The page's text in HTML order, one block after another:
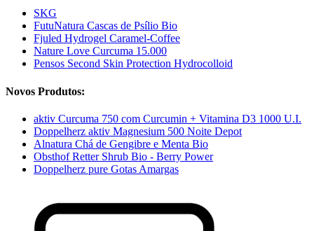
SKG
FutuNatura Cascas de Psílio Bio
Fjuled Hydrogel Caramel-Coffee
Nature Love Curcuma 15.000
Pensos Second Skin Protection Hydrocolloid
Novos Produtos:
aktiv Curcuma 750 com Curcumin + Vitamina D3 1000 U.I.
Doppelherz aktiv Magnesium 500 Noite Depot
Alnatura Chá de Gengibre e Menta Bio
Obsthof Retter Shrub Bio - Berry Power
Doppelherz pure Gotas Amargas